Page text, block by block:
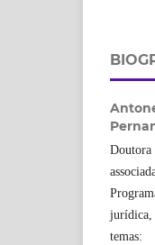
jurídica,
temas: